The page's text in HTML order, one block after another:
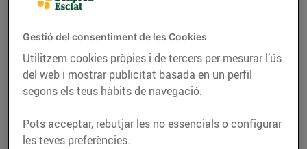
Gestió del consentiment de les Cookies
Utilitzem cookies pròpies i de tercers per mesurar l’ús
del web i mostrar publicitat basada en un perfil
segons els teus hàbits de navegació.
Pots acceptar, rebutjar les no essencials o configurar
les teves preferències.